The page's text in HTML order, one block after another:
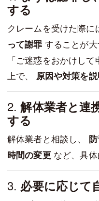
する
クレームを受けた際
って謝罪 することが大
「ご迷惑をおかけし
上で、 原因や対策を
2.解体業者と連
する
解体業者と相談し、
時間の変更など、具体
3. 必要に応じて